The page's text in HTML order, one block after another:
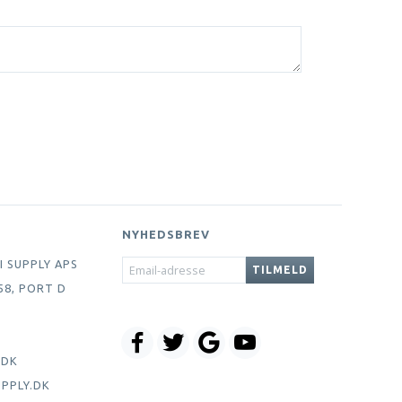
SUPPLY APS
PORT D
NYHEDSBREV
EMAIL-
ADRESSE
TILMELD